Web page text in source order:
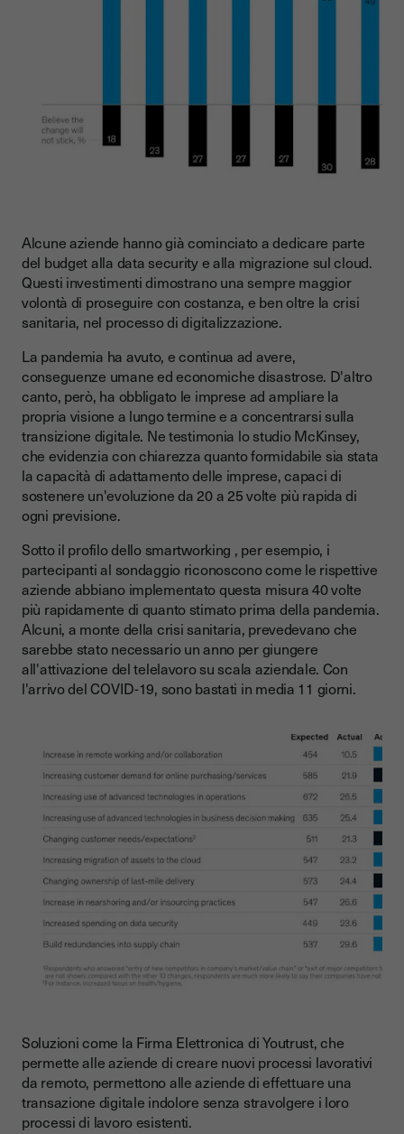
Alcune aziende hanno già cominciato a dedicare parte
del budget alla data security e alla migrazione sul cloud.
Questi investimenti dimostrano una sempre maggior
volontà di proseguire con costanza, e ben oltre la crisi
sanitaria, nel processo di digitalizzazione.
La pandemia ha avuto, e continua ad avere,
conseguenze umane ed economiche disastrose. D'altro
canto, però, ha obbligato le imprese ad ampliare la
propria visione a lungo termine e a concentrarsi sulla
transizione digitale. Ne testimonia lo studio McKinsey,
che evidenzia con chiarezza quanto formidabile sia stata
la capacità di adattamento delle imprese, capaci di
sostenere un'evoluzione da 20 a 25 volte più rapida di
ogni previsione.
Sotto il profilo dello smartworking , per esempio, i
partecipanti al sondaggio riconoscono come le rispettive
aziende abbiano implementato questa misura 40 volte
più rapidamente di quanto stimato prima della pandemia.
Alcuni, a monte della crisi sanitaria, prevedevano che
sarebbe stato necessario un anno per giungere
all'attivazione del telelavoro su scala aziendale. Con
l'arrivo del COVID-19, sono bastati in media 11 giorni.
Soluzioni come la Firma Elettronica di Youtrust, che
permette alle aziende di creare nuovi processi lavorativi
da remoto, permettono alle aziende di effettuare una
transazione digitale indolore senza stravolgere i loro
processi di lavoro esistenti.